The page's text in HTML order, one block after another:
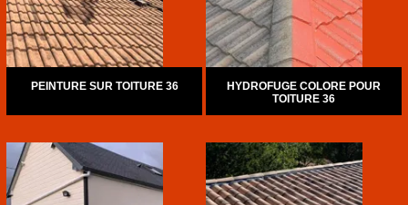
PEINTURE SUR TOITURE 36
HYDROFUGE COLORE POUR
TOITURE 36